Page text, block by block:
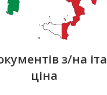
з/на
ціна